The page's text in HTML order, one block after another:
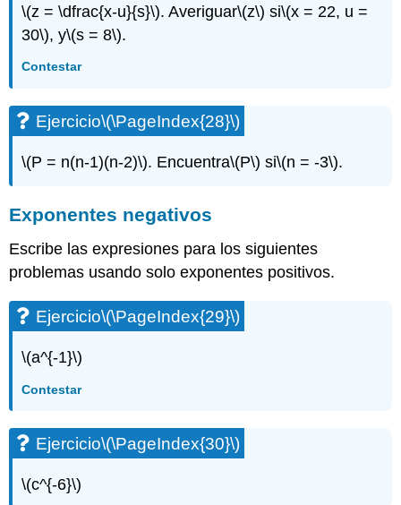
(\PageIndex{76}\)
Ejercicio\
(\PageIndex{79}\)
(\PageIndex{80}\)
(\PageIndex{81}\)
(\PageIndex{82}\)
Ejercicio\
(\PageIndex{84}\)
(\PageIndex{87}\)
Ejercicio\
\(z = \dfrac{x-u}{s}\). Averiguar\(z\) si\(x = 22, u =
30\), y\(s = 8\).
Contestar
Ejercicio\(\PageIndex{28}\)
\(P = n(n-1)(n-2)\). Encuentra\(P\) si\(n = -3\).
Exponentes negativos
Escribe las expresiones para los siguientes
problemas usando solo exponentes positivos.
Ejercicio\(\PageIndex{29}\)
\(a^{-1}\)
Contestar
Ejercicio\(\PageIndex{30}\)
\(c^{-6}\)